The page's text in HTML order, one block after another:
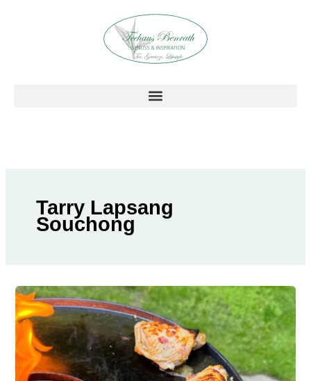
Tarry Lapsang
Souchong